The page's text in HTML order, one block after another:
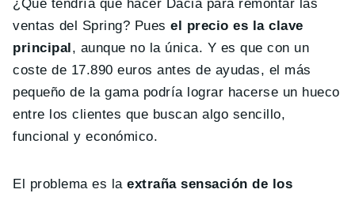
¿Qué tendría que hacer Dacia para remontar las
ventas del Spring? Puesel precio es la clave
principal, aunque no la única. Y es que con un
coste de 17.890 euros antes de ayudas, el más
pequeño de la gama podría lograr hacerse un hueco
entre los clientes que buscan algo sencillo,
funcional y económico.
El problema es la extraña sensación de los